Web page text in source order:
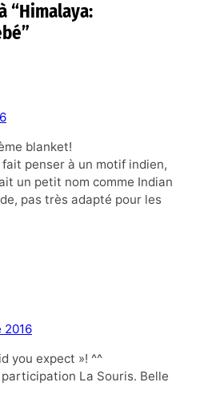
“Himalaya:
blanket!
penser à un motif indien,
un petit nom comme Indian
pas très adapté pour les
2016
you expect »! ^^
La Souris. Belle